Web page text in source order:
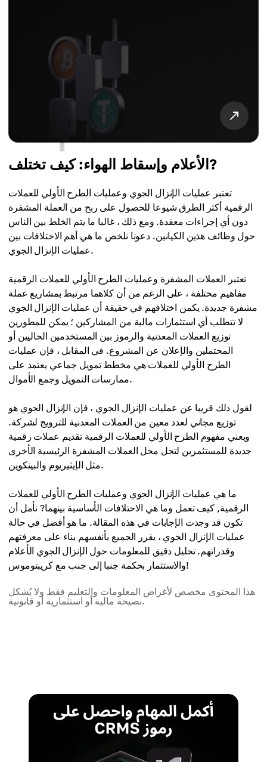
الأعلام وإسقاط الهواء: كيف تختلف?
تعتبر عمليات الإنزال الجوي وعمليات الطرح الأولي للعملات
الرقمية أكثر الطرق شيوعا للحصول على ربح من العملة المشفرة
دون أي إجراءات معقدة. ومع ذلك ، غالبا ما يتم الخلط بين الناس
حول وظائف هذين الكيانين. دعونا نلخص ما هي أهم الاختلافات بين
عمليات الإنزال الجوي.
تعتبر العملات المشفرة وعمليات الطرح الأولي للعملات الرقمية
مفاهيم مختلفة ، على الرغم من أن كلاهما مرتبط بمشاريع عملة
مشفرة جديدة. يكمن اختلافهم في حقيقة أن عمليات الإنزال الجوي
لا تتطلب أي استثمارات مالية من المشاركين ؛ يمكن للمطورين
توزيع العملات المعدنية والرموز بين المستخدمين الحاليين أو
المحتملين والإعلان عن المشروع. في المقابل ، فإن عمليات
الطرح الأولي للعملات هي مخطط تمويل جماعي يعتمد على
ممارسات التمويل وجمع الأموال.
لقول ذلك قريبا عن عمليات الإنزال الجوي ، فإن الإنزال الجوي هو
توزيع مجاني لعدد معين من العملات المعدنية للترويج لشركة.
ويعني مفهوم الطرح الأولي للعملات الرقمية تقديم عملات رقمية
جديدة للمستثمرين لتحل محل العملات المشفرة الرئيسية الأخرى
مثل الإيثيريوم والبيتكوين.
ما هي عمليات الإنزال الجوي وعمليات الطرح الأولي للعملات
الرقمية, كيف تعمل وما هي الاختلافات الأساسية بينهما? نأمل أن
تكون قد وجدت الإجابات في هذه المقالة. ما هو أفضل في حالة
عمليات الإنزال الجوي ، يقرر الجميع بأنفسهم بناء على معرفتهم
وقدراتهم. تحليل دقيق للمعلومات حول الإنزال الجوي الأعلام
والاستثمار بحكمة جنبا إلى جنب مع كريبتوموس!
هذا المحتوى مخصص لأغراض المعلومات والتعليم فقط ولا يُشكل
نصيحة مالية أو استثمارية أو قانونية.